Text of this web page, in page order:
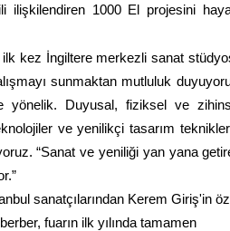
ilişkilendiren 1000 El projesini
kez İngiltere merkezli sanat
sunmaktan mutluluk
yönelik. Duyusal, fiziksel ve
ve yenilikçi tasarım
“Sanat ve yeniliği yan yana
sanatçılarından Kerem Giriş'in
fuarın ilk yılında tamamen